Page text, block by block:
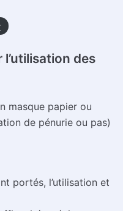
l’utilisation des
masque papier ou
de pénurie ou pas)
portés, l’utilisation et